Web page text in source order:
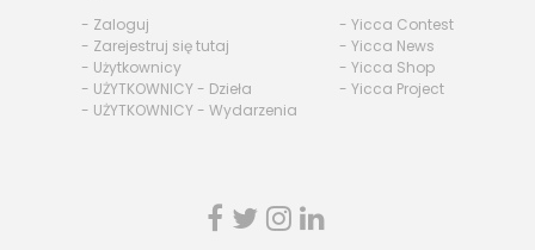
- Zaloguj
- Zarejestruj się tutaj
- Użytkownicy
- UŻYTKOWNICY - Dzieła
- UŻYTKOWNICY - Wydarzenia
- Yicca Contest
- Yicca News
- Yicca Shop
- Yicca Project